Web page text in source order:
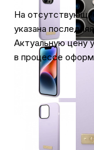
На
указана
Актуальную цену
в процессе